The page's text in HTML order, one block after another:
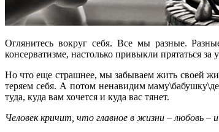
Оглянитесь вокруг себя. Все мы разные.
консерватизме, настолько привыкли прятаться
Но что еще страшнее, мы забываем жить своей
теряем себя. А потом ненавидим
туда, куда вам хочется и куда вас тянет.
Человек кричит, что главное в жизни – любовь